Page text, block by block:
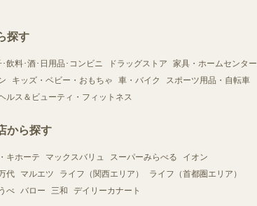
探す
飲料･酒･日用品･コンビニ ドラッグストア
家具・ホームセンター
キッズ・ベビー・おもちゃ 車・バイク
スポーツ用品・自転車
ルス＆ビューティ・フィットネス
から探す
キホーテ マックスバリュ スーパーみらべる
イオン
代 マルエツ ライフ（関西エリア）
ライフ（首都圏エリア）
べ バロー 三和 デイリーカナート